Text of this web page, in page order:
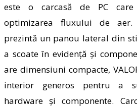
este o carcasă de PC
optimizarea fluxului de
prezintă un panou lateral din
a scoate în evidență și
are dimensiuni compacte,
interior generos pentru a
hardware și componente.